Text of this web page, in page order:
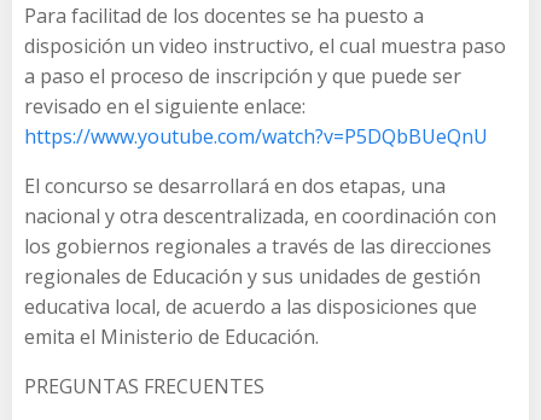
Para facilitad de los docentes se ha puesto a
disposición un video instructivo, el cual muestra paso
a paso el proceso de inscripción y que puede ser
revisado en el siguiente enlace:
https://www.youtube.com/watch?v=P5DQbBUeQnU
El concurso se desarrollará en dos etapas, una
nacional y otra descentralizada, en coordinación con
los gobiernos regionales a través de las direcciones
regionales de Educación y sus unidades de gestión
educativa local, de acuerdo a las disposiciones que
emita el Ministerio de Educación.
PREGUNTAS FRECUENTES